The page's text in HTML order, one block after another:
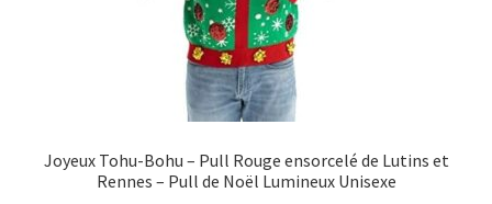
Joyeux Tohu-Bohu – Pull Rouge ensorcelé de Lutins et
Rennes – Pull de Noël Lumineux Unisexe